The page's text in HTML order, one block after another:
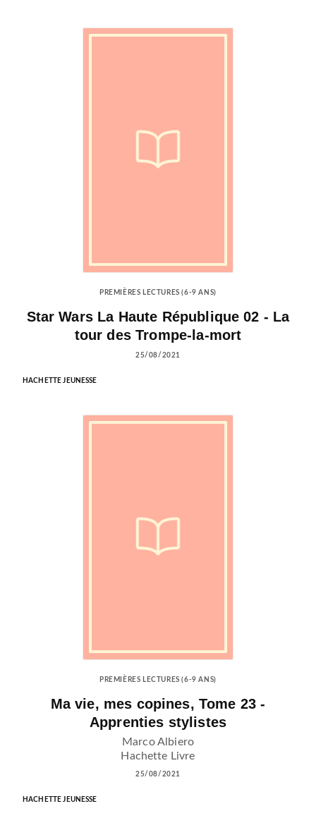
PREMIÈRES LECTURES (6-9 ANS)
Star Wars La Haute République 02 - La
tour des Trompe-la-mort
25/08/2021
HACHETTE JEUNESSE
PREMIÈRES LECTURES (6-9 ANS)
Ma vie, mes copines, Tome 23 -
Apprenties stylistes
Marco Albiero
Hachette Livre
25/08/2021
HACHETTE JEUNESSE